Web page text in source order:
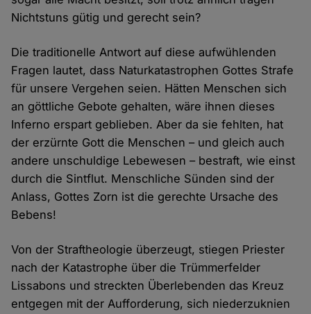
Nichtstuns gütig und gerecht sein?
Die traditionelle Antwort auf diese aufwühlenden
Fragen lautet, dass Naturkatastrophen Gottes Strafe
für unsere Vergehen seien. Hätten Menschen sich
an göttliche Gebote gehalten, wäre ihnen dieses
Inferno erspart geblieben. Aber da sie fehlten, hat
der erzürnte Gott die Menschen – und gleich auch
andere unschuldige Lebewesen – bestraft, wie einst
durch die Sintflut. Menschliche Sünden sind der
Anlass, Gottes Zorn ist die gerechte Ursache des
Bebens!
Von der Straftheologie überzeugt, stiegen Priester
nach der Katastrophe über die Trümmerfelder
Lissabons und streckten Überlebenden das Kreuz
entgegen mit der Aufforderung, sich niederzuknien